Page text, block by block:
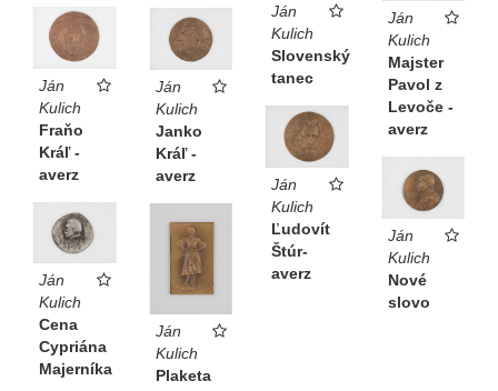
Ján
Kulich
Slovenský
tanec
Ján
Kulich
Majster
Pavol z
Levoče -
averz
Ján
Kulich
Fraňo
Kráľ -
averz
Ján
Kulich
Janko
Kráľ -
averz
Ján
Kulich
Ľudovít
Štúr-
averz
Ján
Kulich
Nové
slovo
Ján
Kulich
Cena
Cypriána
Majerníka
Ján
Kulich
Plaketa